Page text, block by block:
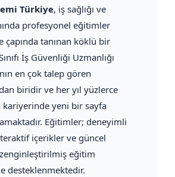
Türkiye, iş sağlığı ve
profesyonel eğitimler
çapında tanınan köklü bir
İş Güvenliği Uzmanlığı
en çok talep gören
biridir ve her yıl yüzlerce
yeni bir sayfa
Eğitimler; deneyimli
içerikler ve güncel
eğitim
desteklenmektedir.